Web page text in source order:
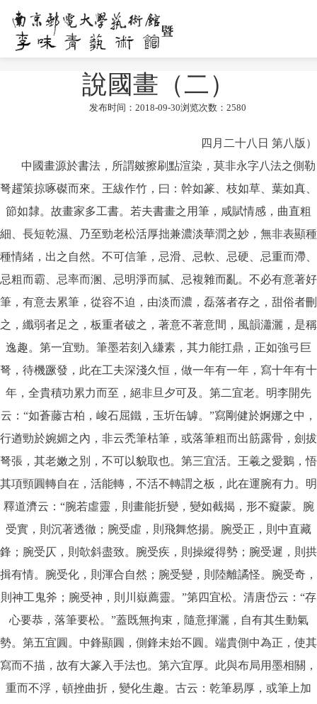
說國畫（二）
发布时间：2018-09-30浏览次数： 2580
四月二十八日 第八版）
中國畫源於書法，所謂皴擦刷點渲染，莫非永字八法之側勒
弩趯策掠啄磔而來。王紱作竹，曰：幹如篆、枝如草、葉如真、
節如隸。故畫家多工書。若夫書畫之用筆，咸賦情感，曲直粗
細、長短乾濕、乃至勁老松活厚拙兼濃淡華潤之妙，無非表顯種
種情緒，出之自然。不可信筆，忌滑、忌軟、忌硬、忌重而滯、
忌粗而霸、忌率而溷、忌明淨而膩、忌複雜而亂。不必有意著好
筆，有意去累筆，從容不迫，由淡而濃，磊落者存之，甜俗者刪
之，纖弱者足之，板重者破之，著意不著意間，風韻瀟灑，是稱
逸趣。第一宜勁。筆墨若刻入縑素，其力能扛鼎，正如強弓巨
弩，待機蹶發，此在工夫深淺久恒，做一年有一年，寫十年有十
年，全貴積功累力而至，絕非旦夕可及。第二宜老。明李開先
云：“如蒼藤古柏，峻石屈鐵，玉圻缶罅。”寫剛健於婀娜之中，
行遒勁於婉媚之內，非云禿筆枯筆，或落筆粗而出筋露骨，劍拔
弩張，其老嫩之別，不可以貌取也。第三宜活。王羲之愛鵝，悟
其項頸圓轉自在，活能轉，不活不轉謂之板，此在運腕有力。明
釋道濟云：“腕若虛靈，則畫能折變，變如截揭，形不癡蒙。腕
受實，則沉著透徹；腕受虛，則飛舞悠揚。腕受正，則中直藏
鋒；腕受仄，則欹斜盡致。腕受疾，則操縱得勢；腕受遲，則拱
揖有情。腕受化，則渾合自然；腕受變，則陸離譎怪。腕受奇，
則神工鬼斧；腕受神，則川嶽薦靈。”第四宜松。清唐岱云：“存
心要恭，落筆要松。”蓋既無拘束，隨意揮灑，自有其生動氣
勢。第五宜圓。中鋒顯圓，側鋒未始不圓。端貴側中為正，使其
寫而不描，故有大篆入手法也。第六宜厚。此與布局用墨相關，
重而不浮，頓挫曲折，變化生趣。古云：乾筆易厚，或筆上加